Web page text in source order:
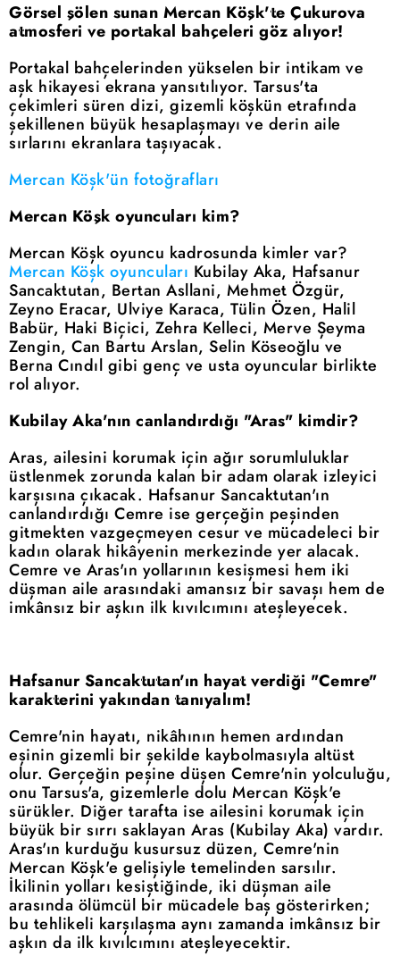
Görsel şölen sunan Mercan Köşk'te Çukurova
atmosferi ve portakal bahçeleri göz alıyor!
Portakal bahçelerinden yükselen bir intikam ve
aşk hikayesi ekrana yansıtılıyor. Tarsus'ta
çekimleri süren dizi, gizemli köşkün etrafında
şekillenen büyük hesaplaşmayı ve derin aile
sırlarını ekranlara taşıyacak.
Mercan Köşk'ün fotoğrafları
Mercan Köşk oyuncuları kim?
Mercan Köşk oyuncu kadrosunda kimler var?
Mercan Köşk oyuncuları Kubilay Aka, Hafsanur
Sancaktutan, Bertan Asllani, Mehmet Özgür,
Zeyno Eracar, Ulviye Karaca, Tülin Özen, Halil
Babür, Haki Biçici, Zehra Kelleci, Merve Şeyma
Zengin, Can Bartu Arslan, Selin Köseoğlu ve
Berna Cındıl gibi genç ve usta oyuncular birlikte
rol alıyor.
Kubilay Aka'nın canlandırdığı "Aras" kimdir?
Aras, ailesini korumak için ağır sorumluluklar
üstlenmek zorunda kalan bir adam olarak izleyici
karşısına çıkacak. Hafsanur Sancaktutan'ın
canlandırdığı Cemre ise gerçeğin peşinden
gitmekten vazgeçmeyen cesur ve mücadeleci bir
kadın olarak hikâyenin merkezinde yer alacak.
Cemre ve Aras'ın yollarının kesişmesi hem iki
düşman aile arasındaki amansız bir savaşı hem de
imkânsız bir aşkın ilk kıvılcımını ateşleyecek.
Hafsanur Sancaktutan'ın hayat verdiği "Cemre"
karakterini yakından tanıyalım!
Cemre'nin hayatı, nikâhının hemen ardından
eşinin gizemli bir şekilde kaybolmasıyla altüst
olur. Gerçeğin peşine düşen Cemre'nin yolculuğu,
onu Tarsus'a, gizemlerle dolu Mercan Köşk'e
sürükler. Diğer tarafta ise ailesini korumak için
büyük bir sırrı saklayan Aras (Kubilay Aka) vardır.
Aras'ın kurduğu kusursuz düzen, Cemre'nin
Mercan Köşk'e gelişiyle temelinden sarsılır.
İkilinin yolları kesiştiğinde, iki düşman aile
arasında ölümcül bir mücadele baş gösterirken;
bu tehlikeli karşılaşma aynı zamanda imkânsız bir
aşkın da ilk kıvılcımını ateşleyecektir.